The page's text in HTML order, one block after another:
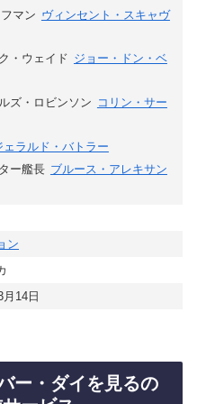
マン ヴィンセント・スキャヴ
・ウェイド ジョー・ドン・ベ
ズ・ロビンソン コリン・サー
ェラルド・バトラー
ー艦長 ブルース・アレキサン
ン
月14日
ー・ダイを見るの